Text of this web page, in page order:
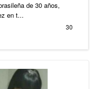
de 30 años,
en t...
30